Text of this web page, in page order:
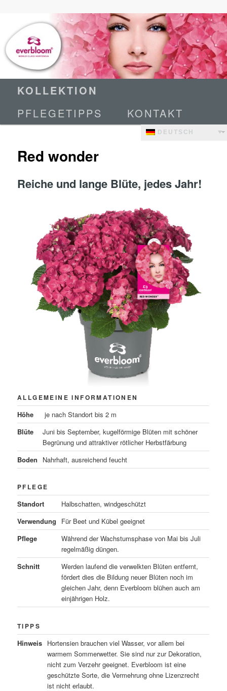
Everbloom
World Class Hortensia
Zum
Inhalt
KOLLEKTION
PFLEGETIPPS
KONTAKT
DEUTSCH
Red wonder
Reiche und lange Blüte, jedes Jahr!
ALLGEMEINE INFORMATIONEN
Höhe
je nach Standort bis 2 m
Blüte
Juni bis September, kugelförmige Blüten mit schöner
Begrünung und attraktiver rötlicher Herbstfärbung
Boden
Nahrhaft, ausreichend feucht
PFLEGE
Standort
Halbschatten, windgeschützt
Verwendung
Für Beet und Kübel geeignet
Pflege
Während der Wachstumsphase von Mai bis Juli
regelmäßig düngen.
Schnitt
Werden laufend die verwelkten Blüten entfernt,
fördert dies die Bildung neuer Blüten noch im
gleichen Jahr, denn Everbloom blühen auch am
einjährigen Holz.
TIPPS
Hinweis Hortensien brauchen viel Wasser, vor allem bei
warmem Sommerwetter. Sie sind nur zur Dekoration,
nicht zum Verzehr geeignet. Everbloom ist eine
geschützte Sorte, die Vermehrung ohne Lizenzrecht
ist nicht erlaubt.